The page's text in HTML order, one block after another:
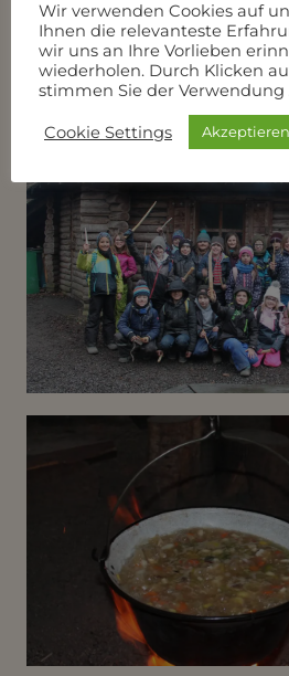
Wir verwenden Cookies auf
Ihnen die relevanteste
wir uns an Ihre Vorlieben
wiederholen. Durch Klicken
stimmen Sie der Verwendung
Cookie Settings Akzeptieren